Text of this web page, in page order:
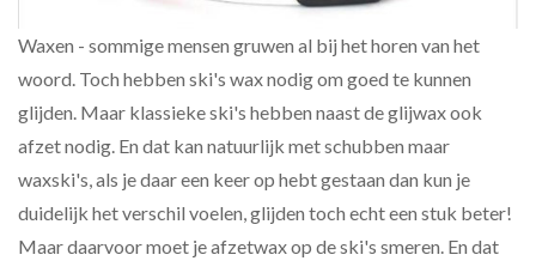
Waxen - sommige mensen gruwen al bij het horen van het
woord. Toch hebben ski's wax nodig om goed te kunnen
glijden. Maar klassieke ski's hebben naast de glijwax ook
afzet nodig. En dat kan natuurlijk met schubben maar
waxski's, als je daar een keer op hebt gestaan dan kun je
duidelijk het verschil voelen, glijden toch echt een stuk beter!
Maar daarvoor moet je afzetwax op de ski's smeren. En dat